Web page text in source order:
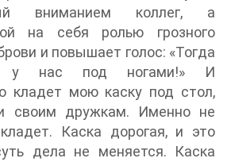
вниманием коллег, а
на себя ролью грозного
и повышает голос: «Тогда
у нас под ногами!» И
кладет мою каску под стол,
своим дружкам. Именно не
Каска дорогая, и это
дела не меняется. Каска